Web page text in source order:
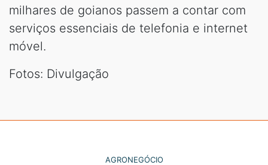
milhares de goianos passem a contar com
serviços essenciais de telefonia e internet
móvel.
Fotos: Divulgação
AGRONEGÓCIO